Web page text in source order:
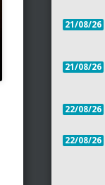
21/08/26
21/08/26
22/08/26
22/08/26